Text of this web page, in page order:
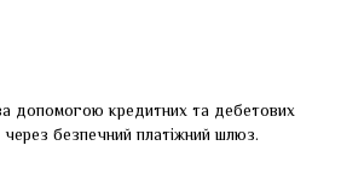
допомогою кредитних та дебетових
безпечний платіжний шлюз.